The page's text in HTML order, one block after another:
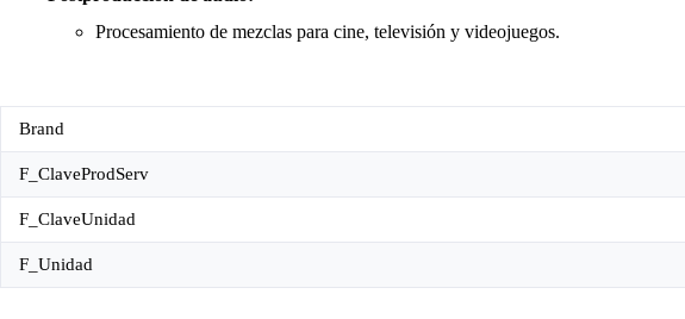
Procesamiento de mezclas para cine, televisión y videojuegos.
Brand
F_ClaveProdServ
F_ClaveUnidad
F_Unidad